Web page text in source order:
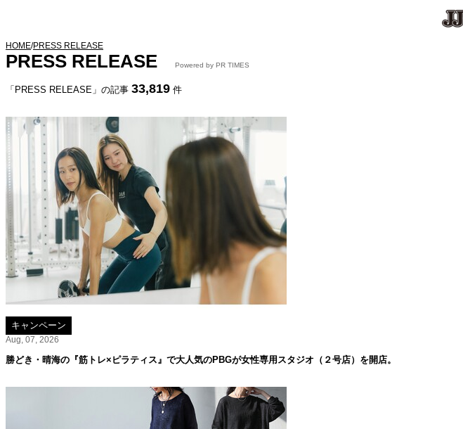
HOME/PRESS RELEASE
PRESS RELEASE Powered by PR TIMES
「PRESS RELEASE」の記事 33,819 件
キャンペーン
Aug, 07, 2026
勝どき・晴海の『筋トレ×ピラティス』で大人気のPBGが女性専用スタジオ（２号店）を開店。